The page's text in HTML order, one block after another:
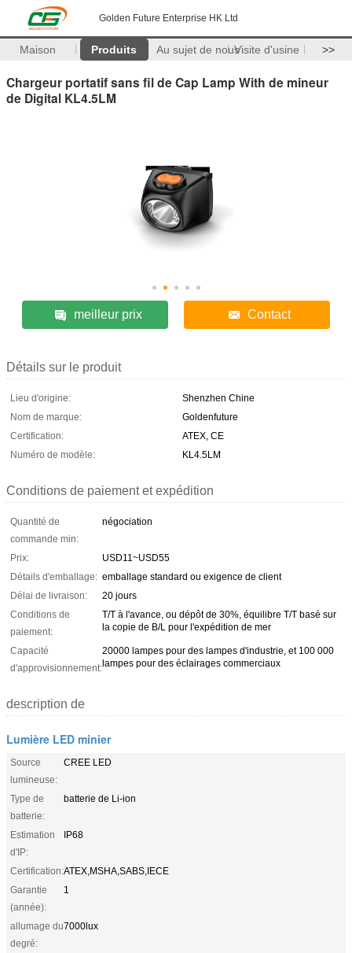
Golden Future Enterprise HK Ltd
Maison Produits Au sujet de nousVisite d'usine >>
Chargeur portatif sans fil de Cap Lamp With de mineur
de Digital KL4.5LM
meilleur prix Contact
Détails sur le produit
Lieu d'origine:
Shenzhen Chine
Nom de marque:
Goldenfuture
Certification:
ATEX, CE
Numéro de modèle:
KL4.5LM
Conditions de paiement et expédition
Quantité de
commande min:
négociation
Prix:
USD11~USD55
Détails d'emballage: emballage standard ou exigence de client
Délai de livraison:
20 jours
Conditions de
paiement:
T/T à l'avance, ou dépôt de 30%, équilibre T/T basé sur
la copie de B/L pour l'expédition de mer
Capacité
d'approvisionnement:
20000 lampes pour des lampes d'industrie, et 100 000
lampes pour des éclairages commerciaux
description de
Lumière LED minier
Source
lumineuse:
CREE LED
Type de
batterie:
batterie de Li-ion
Estimation
d'IP:
IP68
Certification:ATEX,MSHA,SABS,IECE
Garantie
(année):
1
allumage du
degré:
7000lux